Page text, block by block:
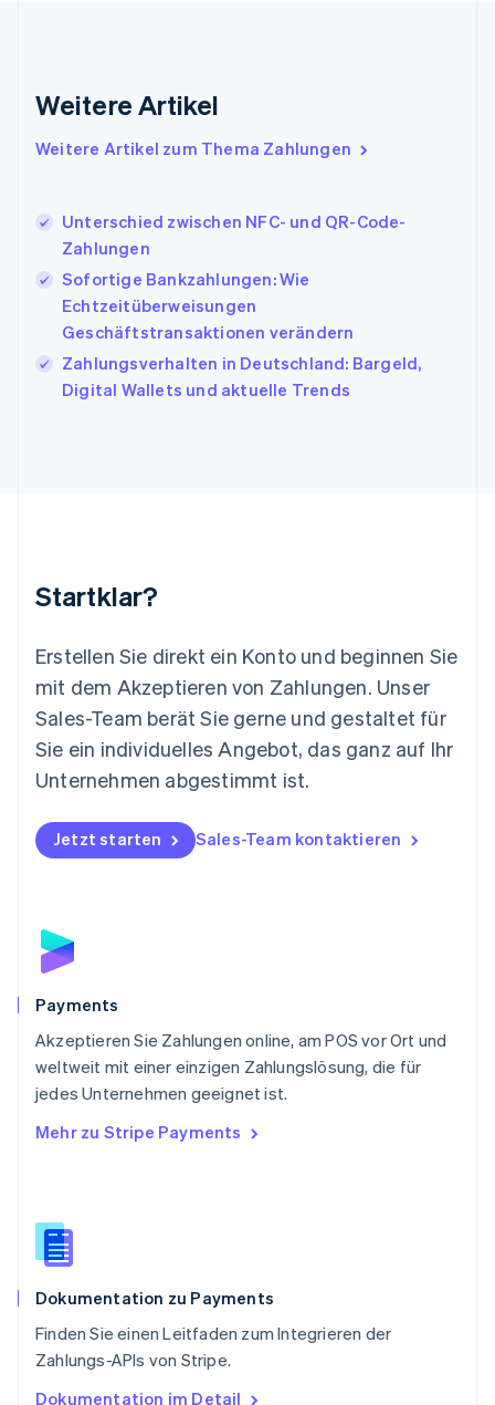
Weitere Artikel
Weitere Artikel zum Thema Zahlungen
Unterschied zwischen NFC- und QR-Code-
Zahlungen
Sofortige Bankzahlungen: Wie
Echtzeitüberweisungen
Geschäftstransaktionen verändern
Zahlungsverhalten in Deutschland: Bargeld,
Digital Wallets und aktuelle Trends
Startklar?
Erstellen Sie direkt ein Konto und beginnen Sie
mit dem Akzeptieren von Zahlungen. Unser
Sales-Team berät Sie gerne und gestaltet für
Sie ein individuelles Angebot, das ganz auf Ihr
Unternehmen abgestimmt ist.
Jetzt starten Sales-Team kontaktieren
Payments
Akzeptieren Sie Zahlungen online, am POS vor Ort und
weltweit mit einer einzigen Zahlungslösung, die für
jedes Unternehmen geeignet ist.
Mehr zu Stripe Payments
Dokumentation zu Payments
Finden Sie einen Leitfaden zum Integrieren der
Zahlungs-APIs von Stripe.
Dokumentation im Detail
Irland
Italien
日本語 English
English Français
Kroatien
EnglishItaliano
Lettland
Liechtenstein
Deutsch English
Mexiko
English
Niederlande
Nederlands English
Norwegen
English
Österreich
Polen
English
Portugal
Schweden
Schweiz
Singapur
English简体中文
Slowakei
Slowenien
English
Spanien
Thailand
Tschechische Republik
English